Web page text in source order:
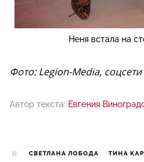
Неня встала на
Фото: Legion-Media, соцсети
Автор текста: Евгения
СВЕТЛАНА ЛОБОДА ТИНА